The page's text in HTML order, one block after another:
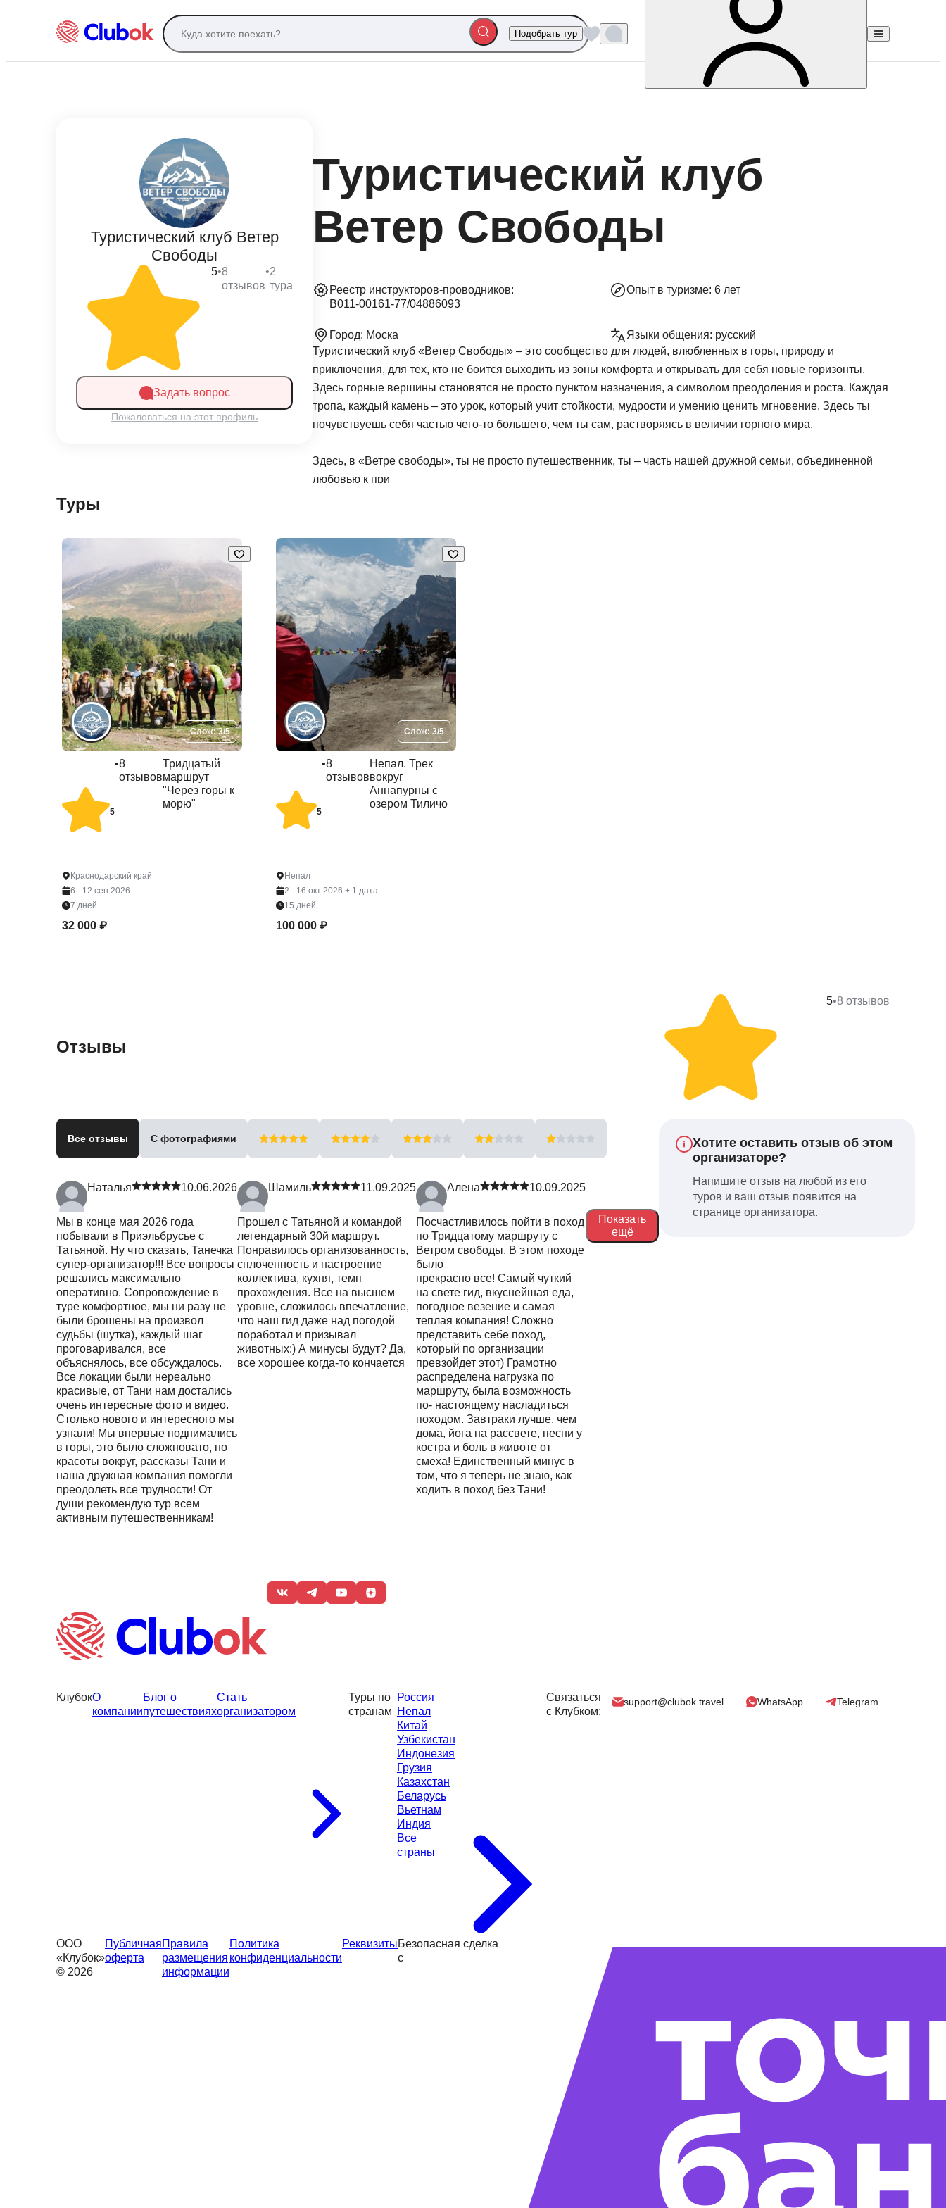
Подобрать тур
Туристический клуб Ветер
Свободы
5•8
отзывов
•2
тура
Задать вопрос
Пожаловаться на этот профиль
Туристический клуб
Ветер Свободы
Реестр инструкторов-проводников:
B011-00161-77/04886093
Опыт в туризме: 6 лет
Город: Моска Языки общения: русский
Туристический клуб «Ветер Свободы» – это сообщество для людей, влюбленных в горы, природу и
приключения, для тех, кто не боится выходить из зоны комфорта и открывать для себя новые горизонты.
Здесь горные вершины становятся не просто пунктом назначения, а символом преодоления и роста. Каждая
тропа, каждый камень – это урок, который учит стойкости, мудрости и умению ценить мгновение. Здесь ты
почувствуешь себя частью чего-то большего, чем ты сам, растворяясь в величии горного мира.
Здесь, в «Ветре свободы», ты не просто путешественник, ты – часть нашей дружной семьи, объединенной
любовью к при
Туры
Слож: 3/5
5
•8
отзывов
Тридцатый
маршрут
"Через горы к
морю"
Краснодарский край
6 - 12 сен 2026
7 дней
32 000 ₽
Слож: 3/5
5
•8
отзывов
Непал. Трек
вокруг
Аннапурны с
озером Тиличо
Непал
2 - 16 окт 2026 + 1 дата
15 дней
100 000 ₽
Отзывы
5•8 отзывов
Хотите оставить отзыв об этом
организаторе?
Напишите отзыв на любой из его
туров и ваш отзыв появится на
странице организатора.
Все отзывы С фотографиями
Наталья 10.06.2026
Мы в конце мая 2026 года
побывали в Приэльбрусье с
Татьяной. Ну что сказать, Танечка
супер-организатор!!! Все вопросы
решались максимально
оперативно. Сопровождение в
туре комфортное, мы ни разу не
были брошены на произвол
судьбы (шутка), каждый шаг
проговаривался, все
объяснялось, все обсуждалось.
Все локации были нереально
красивые, от Тани нам достались
очень интересные фото и видео.
Столько нового и интересного мы
узнали! Мы впервые поднимались
в горы, это было сложновато, но
красоты вокруг, рассказы Тани и
наша дружная компания помогли
преодолеть все трудности! От
души рекомендую тур всем
активным путешественникам!
Шамиль 11.09.2025
Прошел с Татьяной и командой
легендарный 30й маршрут.
Понравилось организованность,
сплоченность и настроение
коллектива, кухня, темп
прохождения. Все на высшем
уровне, сложилось впечатление,
что наш гид даже над погодой
поработал и призывал
животных:) А минусы будут? Да,
все хорошее когда-то кончается
Алена 10.09.2025
Посчастливилось пойти в поход
по Тридцатому маршруту с
Ветром свободы. В этом походе
было
прекрасно все! Самый чуткий
на свете гид, вкуснейшая еда,
погодное везение и самая
теплая компания! Сложно
представить себе поход,
который по организации
превзойдет этот) Грамотно
распределена нагрузка по
маршруту, была возможность
по- настоящему насладиться
походом. Завтраки лучше, чем
дома, йога на рассвете, песни у
костра и боль в животе от
смеха! Единственный минус в
том, что я теперь не знаю, как
ходить в поход без Тани!
Показать
ещё
КлубокО
компании
Блог о
путешествиях
Стать
организатором
Туры по
странам
Россия
Непал
Китай
Узбекистан
Индонезия
Грузия
Казахстан
Беларусь
Вьетнам
Индия
Все
страны
Связаться
с Клубком:
support@clubok.travel WhatsApp Telegram
ООО
«Клубок»
© 2026
Публичная
оферта
Правила
размещения
информации
Политика
конфиденциальности
РеквизитыБезопасная сделка
с